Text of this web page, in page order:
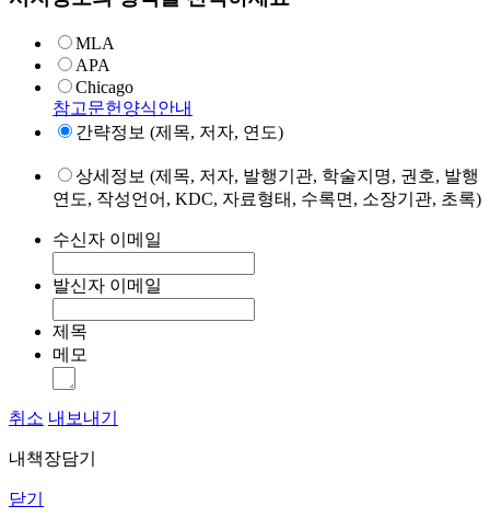
MLA
APA
Chicago
참고문헌양식안내
간략정보 (제목, 저자, 연도)
상세정보 (제목, 저자, 발행기관, 학술지명, 권호, 발행
연도, 작성언어, KDC, 자료형태, 수록면, 소장기관, 초록)
수신자 이메일
발신자 이메일
제목
메모
취소 내보내기
내책장담기
닫기